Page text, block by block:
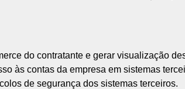
do contratante e gerar visualização
às contas da empresa em sistemas
de segurança dos sistemas terceiros.